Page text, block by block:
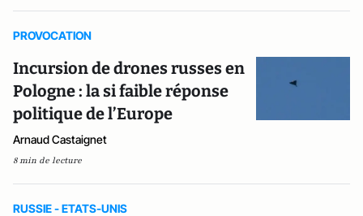
PROVOCATION
Incursion de drones russes en
Pologne : la si faible réponse
politique de l’Europe
Arnaud Castaignet
8 min de lecture
RUSSIE - ETATS-UNIS